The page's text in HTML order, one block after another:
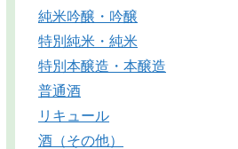
純米吟醸・吟醸
特別純米・純米
特別本醸造・本醸造
普通酒
リキュール
酒（その他）